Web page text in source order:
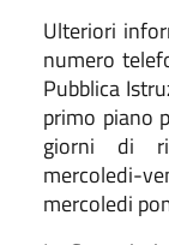
Ulteriori
numero
Pubblica
primo piano
giorni di
mercoledi-
mercoledi